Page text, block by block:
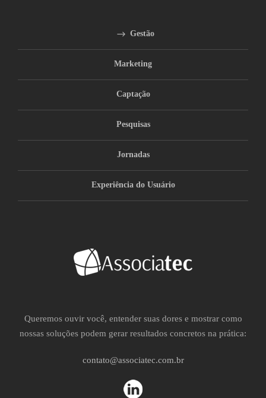
Gestão
Marketing
Captação
Pesquisas
Jornadas
Experiência do Usuário
Queremos ouvir você, entender suas dores e mostrar como
nossas soluções podem gerar resultados concretos na prática:
contato@associatec.com.br